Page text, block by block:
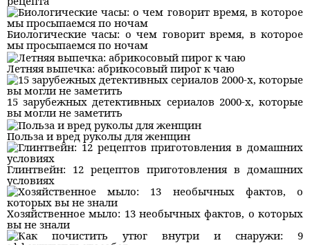
Биологические часы: о чем говорит время, в которое
мы просыпаемся по ночам
Летняя выпечка: абрикосовый пирог к чаю
15 зарубежных детективных сериалов 2000-х, которые
вы могли не заметить
Польза и вред руколы для женщин
Глинтвейн: 12 рецептов приготовления в домашних
условиях
Хозяйственное мыло: 13 необычных фактов, о которых
вы не знали